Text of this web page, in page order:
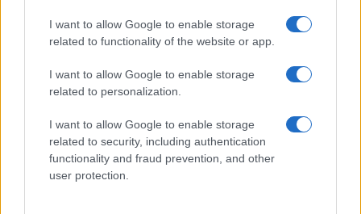
I want to allow Google to enable storage
related to functionality of the website or app.
I want to allow Google to enable storage
related to personalization.
I want to allow Google to enable storage
related to security, including authentication
functionality and fraud prevention, and other
user protection.
TRIBUNALE DI NOCERA INFERIORE N. 6/2020 - RG N. 1338/2020
ISCRIZIONE AL ROC N. 35792 – ISCRITTA ALL’ANSO (ASSOCIAZIONE
NAZIONALE STAMPA ONLINE)
Privacy e Notifiche